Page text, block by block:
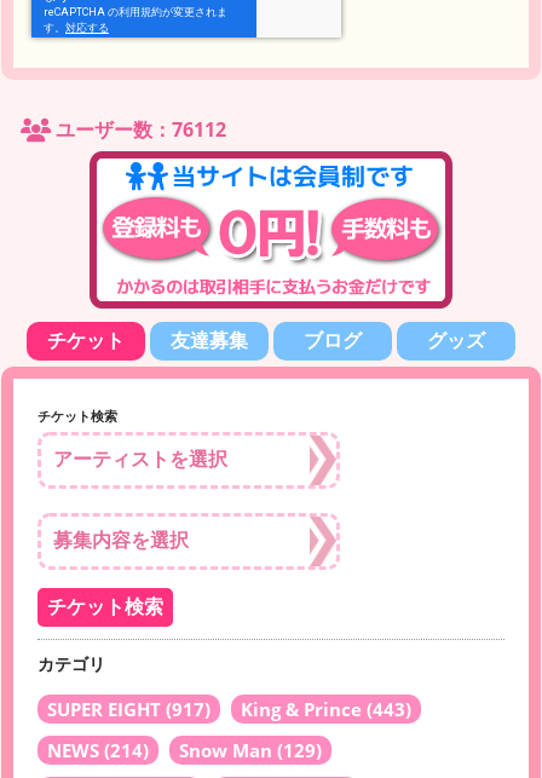
ユーザー数：76112
チケット 友達募集 ブログ グッズ
チケット検索
カテゴリ
SUPER EIGHT (917) King & Prince (443)
NEWS (214) Snow Man (129)